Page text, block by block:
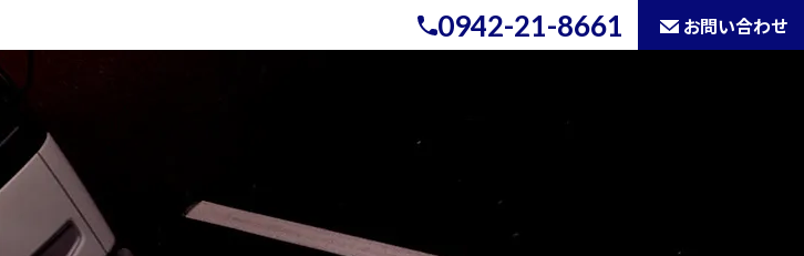
0942-21-8661 お問い合わせ